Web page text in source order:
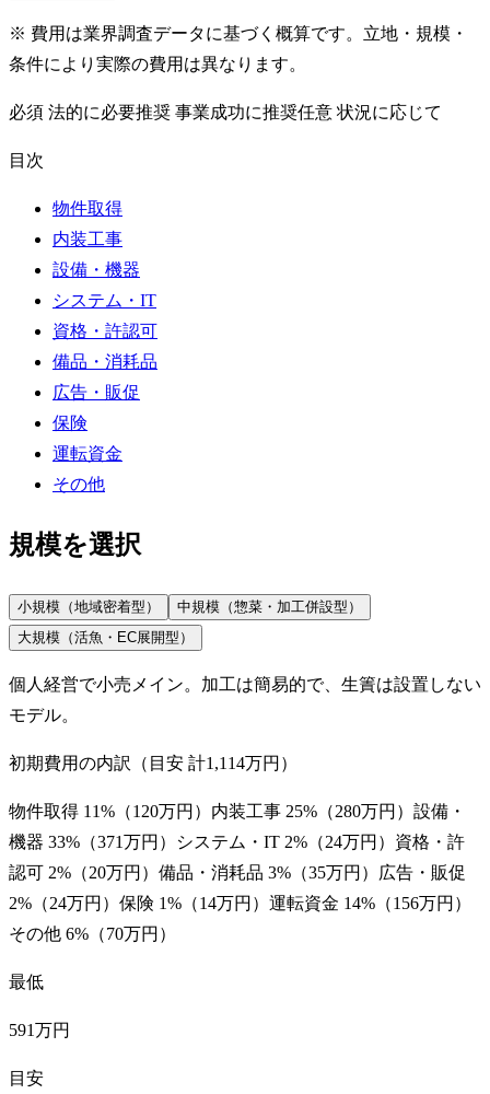
※ 費用は業界調査データに基づく概算です。立地・規模・
条件により実際の費用は異なります。
必須 法的に必要推奨 事業成功に推奨任意 状況に応じて
目次
物件取得
内装工事
設備・機器
システム・IT
資格・許認可
備品・消耗品
広告・販促
保険
運転資金
その他
規模を選択
小規模（地域密着型）
中規模（惣菜・加工併設型）
大規模（活魚・EC展開型）
個人経営で小売メイン。加工は簡易的で、生簀は設置しない
モデル。
初期費用の内訳（目安 計1,114万円 ）
物件取得 11%（120万円 ） 内装工事 25%（280万円 ） 設備・
機器 33%（371万円 ） システム・IT 2%（24万円 ） 資格・許
認可 2%（20万円 ） 備品・消耗品 3%（35万円 ）
広告・販促
2%（24万円 ） 保険 1%（14万円 ） 運転資金 14%（156万円 ）
その他 6%（70万円 ）
最低
591万円
目安